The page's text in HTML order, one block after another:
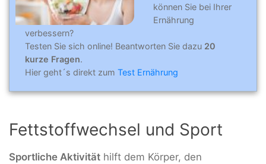
können Sie bei Ihrer
Ernährung
verbessern?
Testen Sie sich online! Beantworten Sie dazu 20
kurze Fragen.
Hier geht´s direkt zum Test Ernährung
Fettstoffwechsel und Sport
Sportliche Aktivität hilft dem Körper, den